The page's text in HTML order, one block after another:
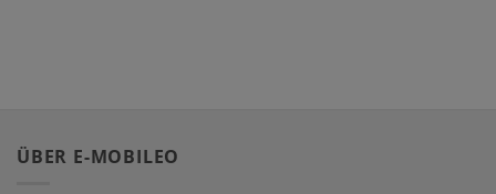
ÜBER E-MOBILEO